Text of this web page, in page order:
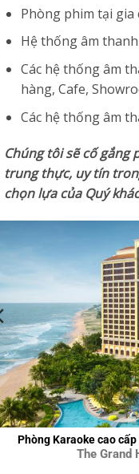
Phòng phim tại gia
Hệ thống âm
Các hệ thống âm
hàng, Cafe,
Các hệ thống âm
Chúng tôi sẽ cố
trung thực, uy tín
chọn lựa của Quý
Phòng Karaoke cao
The Grand